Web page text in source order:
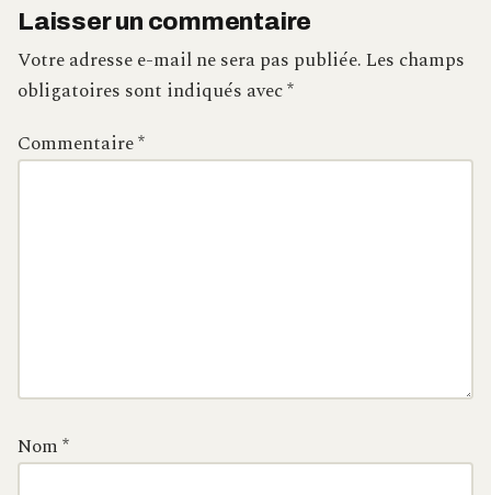
Laisser un commentaire
Votre adresse e-mail ne sera pas publiée.Les champs
obligatoires sont indiqués avec*
Commentaire*
Nom*